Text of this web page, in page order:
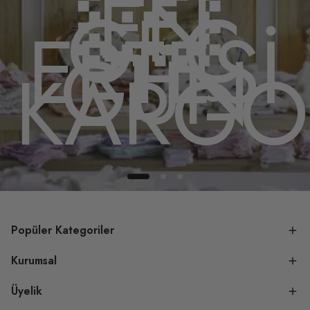
EN
GEÇ
ERTESİ
GÜN
Popüler Kategoriler
Kurumsal
Üyelik